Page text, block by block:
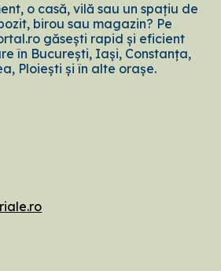
o casă, vilă sau un spațiu de
birou sau magazin? Pe
găsești rapid și eficient
în București, Iași, Constanța,
Ploiești și în alte orașe.